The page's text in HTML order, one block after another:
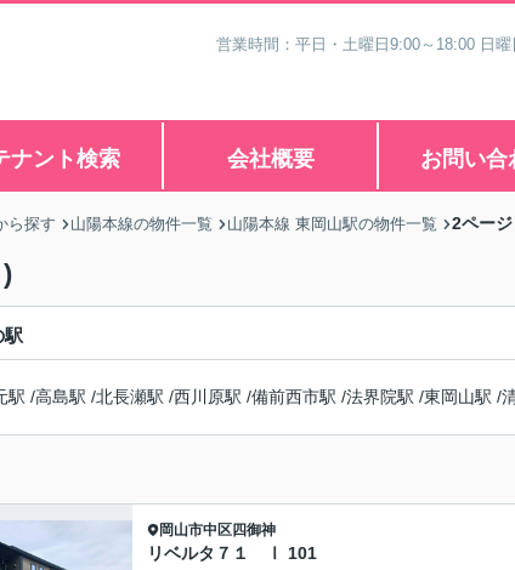
営業時間：平日・土曜日9:00～18:00 日
ナント検索 会社概要 お問い合
ら探す 山陽本線の物件一覧 山陽本線 東岡山駅の物件一覧 2ページ
駅
駅 /高島駅 /北長瀬駅 /西川原駅 /備前西市駅 /法界院駅 /東岡山駅 /
岡山市中区四御神
リベルタ７１ Ⅰ 101